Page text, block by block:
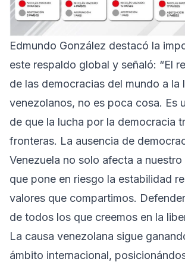
Edmundo González destacó la
este respaldo global y señaló: “El
de las democracias del mundo a la
venezolanos, no es poca cosa. Es
de que la lucha por la democracia
fronteras. La ausencia de
Venezuela no solo afecta a
que pone en riesgo la estabilidad
valores que compartimos.
de todos los que creemos en la
La causa venezolana sigue
ámbito internacional,